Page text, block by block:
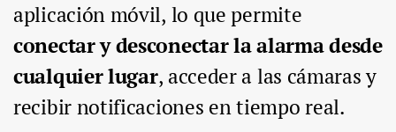
aplicación móvil, lo que permite
conectar y desconectar la alarma desde
cualquier lugar, acceder a las cámaras y
recibir notificaciones en tiempo real.